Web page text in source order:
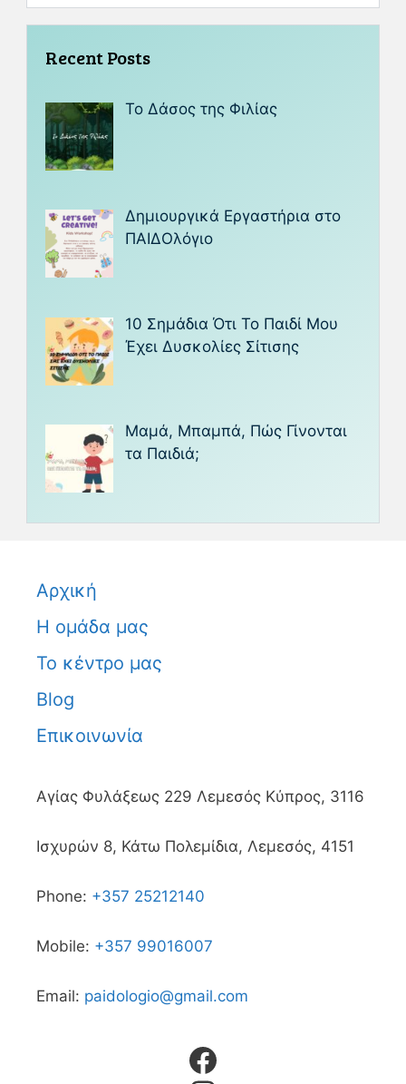
Recent Posts
Το Δάσος της Φιλίας
Δημιουργικά Εργαστήρια στο
ΠΑΙΔΟλόγιο
10 Σημάδια Ότι Το Παιδί Μου
Έχει Δυσκολίες Σίτισης
Μαμά, Μπαμπά, Πώς Γίνονται
τα Παιδιά;
Αρχική
Η ομάδα μας
Το κέντρο μας
Blog
Επικοινωνία
Αγίας Φυλάξεως 229 Λεμεσός Κύπρος, 3116
Ισχυρών 8, Κάτω Πολεμίδια, Λεμεσός, 4151
Phone: +357 25212140
Mobile: +357 99016007
Email: paidologio@gmail.com